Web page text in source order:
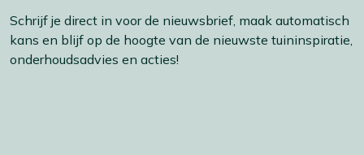
Schrijf je direct in voor de nieuwsbrief, maak automatisch
kans en blijf op de hoogte van de nieuwste tuininspiratie,
onderhoudsadvies en acties!